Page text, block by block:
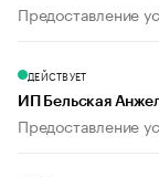
Предоставление
ДЕЙСТВУЕТ
ИП Бельская
Предоставление